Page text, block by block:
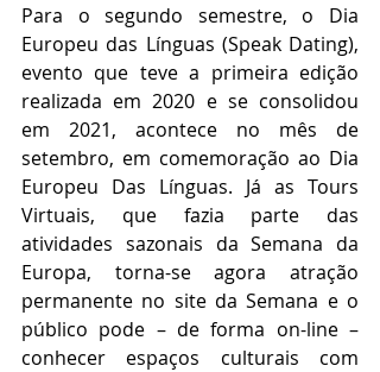
Para o segundo semestre, o Dia
Europeu das Línguas (Speak Dating),
evento que teve a primeira edição
realizada em 2020 e se consolidou
em 2021, acontece no mês de
setembro, em comemoração ao Dia
Europeu Das Línguas. Já as Tours
Virtuais, que fazia parte das
atividades sazonais da Semana da
Europa, torna-se agora atração
permanente no site da Semana e o
público pode – de forma on-line –
conhecer espaços culturais com